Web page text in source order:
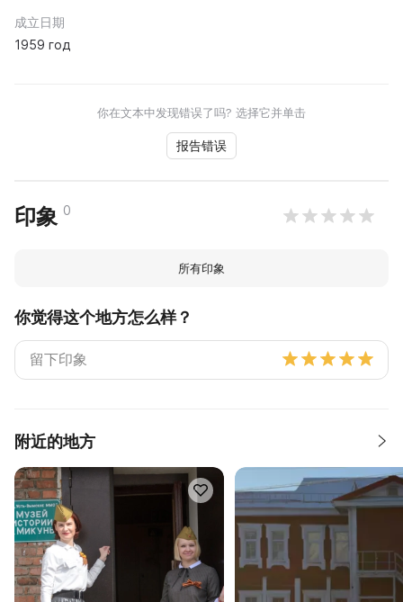
成立日期
1959 год
你在文本中发现错误了吗? 选择它并单击
报告错误
印象 0
所有印象
你觉得这个地方怎么样？
附近的地方